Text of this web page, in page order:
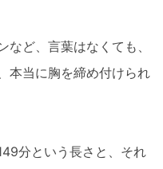
ど、言葉はなくても、
本当に胸を締め付けられ
分という長さと、それ